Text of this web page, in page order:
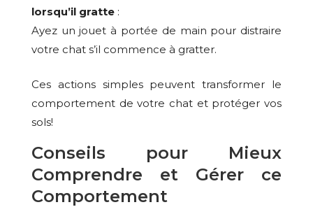
lorsqu’il gratte:
Ayez un jouet à portée de main pour distraire
votre chat s’il commence à gratter.
Ces actions simples peuvent transformer le
comportement de votre chat et protéger vos
sols!
Conseils pour Mieux
Comprendre et Gérer ce
Comportement